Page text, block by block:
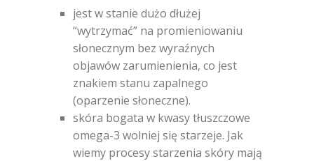
jest w stanie dużo dłużej
“wytrzymać” na promieniowaniu
słonecznym bez wyraźnych
objawów zarumienienia, co jest
znakiem stanu zapalnego
(oparzenie słoneczne).
skóra bogata w kwasy tłuszczowe
omega-3 wolniej się starzeje. Jak
wiemy procesy starzenia skóry mają